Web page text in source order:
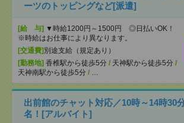
ーツのトッピングなど[派遣]
[給 与] ▼時給1200円～1500円 ◎日払いOK！
※時給はお仕事により異なります。
[交通費] 別途支給（規定あり）
[勤務地] 香椎駅から徒歩5分 / 天神駅から徒歩5分 /
天神南駅から徒歩5分 / …
出前館のチャット対応／10時～14時30
名！[アルバイト]